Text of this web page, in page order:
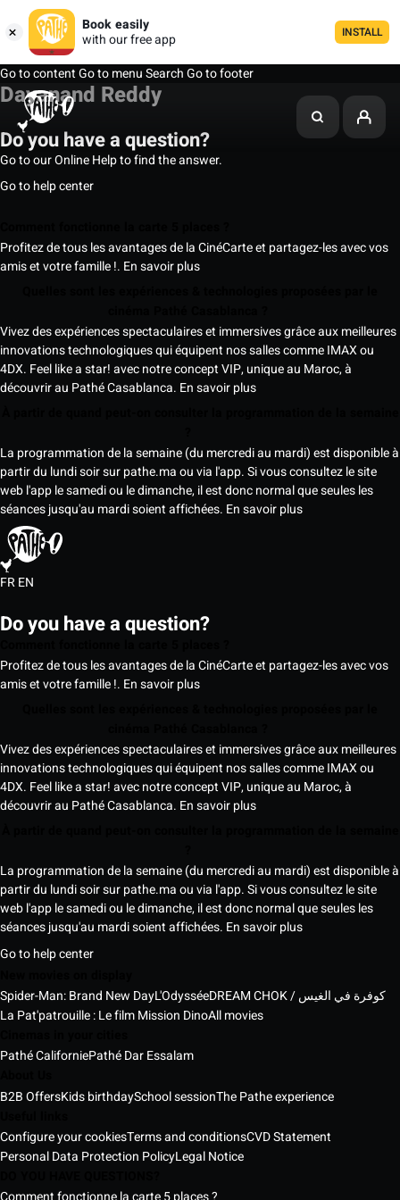
Book easily
with our free app
INSTALL
Go to contentGo to menuSearchGo to footer
Dayanand Reddy
Do you have a question?
Go to our Online Help to find the answer.
Go to help center
Profitez de tous les avantages de la CinéCarte et partagez-les avec vos
amis et votre famille !. En savoir plus
Vivez des expériences spectaculaires et immersives grâce aux meilleures
innovations technologiques qui équipent nos salles comme IMAX ou
4DX. Feel like a star! avec notre concept VIP, unique au Maroc, à
découvrir au Pathé Casablanca. En savoir plus
La programmation de la semaine (du mercredi au mardi) est disponible à
partir du lundi soir sur pathe.ma ou via l'app. Si vous consultez le site
web l'app le samedi ou le dimanche, il est donc normal que seules les
séances jusqu'au mardi soient affichées. En savoir plus
FREN
Do you have a question?
Profitez de tous les avantages de la CinéCarte et partagez-les avec vos
amis et votre famille !. En savoir plus
Vivez des expériences spectaculaires et immersives grâce aux meilleures
innovations technologiques qui équipent nos salles comme IMAX ou
4DX. Feel like a star! avec notre concept VIP, unique au Maroc, à
découvrir au Pathé Casablanca. En savoir plus
La programmation de la semaine (du mercredi au mardi) est disponible à
partir du lundi soir sur pathe.ma ou via l'app. Si vous consultez le site
web l'app le samedi ou le dimanche, il est donc normal que seules les
séances jusqu'au mardi soient affichées. En savoir plus
Go to help center
Spider-Man: Brand New DayL'Odyssée
DREAM CHOK / كوفرة في الغيس
La Pat'patrouille : Le film Mission DinoAll movies
Pathé CaliforniePathé Dar Essalam
B2B OffersKids birthdaySchool sessionThe Pathe experience
Configure your cookiesTerms and conditionsCVD Statement
Personal Data Protection PolicyLegal Notice